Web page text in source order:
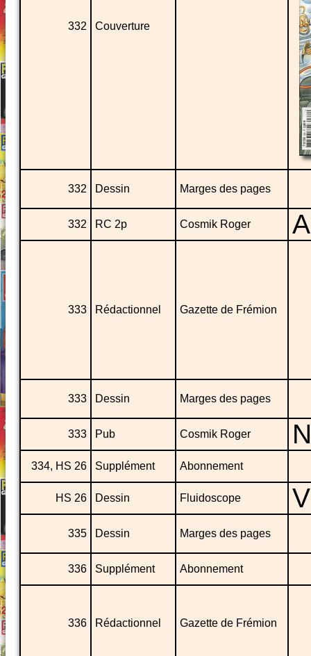
332 Couverture
332 Dessin Marges des pages
332 RC 2p Cosmik Roger
333 Rédactionnel Gazette de Frémion
333 Dessin Marges des pages
333 Pub Cosmik Roger
334, HS 26 Supplément Abonnement
HS 26 Dessin Fluidoscope
335 Dessin Marges des pages
336 Supplément Abonnement
336 Rédactionnel Gazette de Frémion